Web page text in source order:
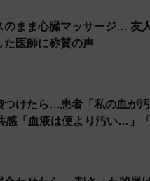
される可能性はあります。
って生じる重大なリスク
で許容しているわけでは
られる可能性があります。
治療をしなかった場合は故
AEDを使用しなかった」
めらわずに、救命のこ
のまま心臓マッサージ… 友
た医師に称賛の声
つけたら…患者「私の血が
感「血液は便より汚い…」